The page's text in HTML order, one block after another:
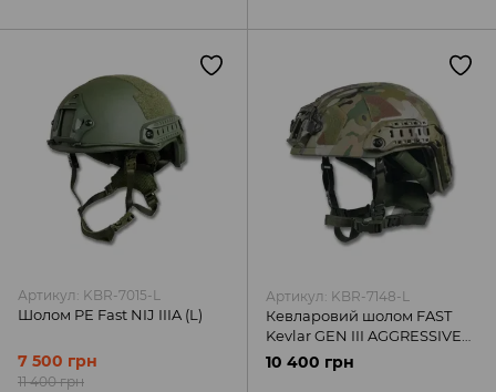
Артикул: KBR-7015-L
Шолом PE Fast NIJ IIIA (L)
7 500 грн
11 400 грн
Артикул: KBR-7148-L
Кевларовий шолом FAST
Kevlar GEN III AGGRESSIVE
Multicam
10 400 грн